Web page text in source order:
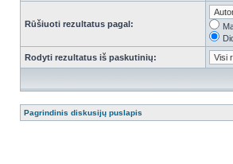
Rūšiuoti rezultatus pagal:
Rodyti rezultatus iš paskutinių:
Pagrindinis diskusijų puslapis